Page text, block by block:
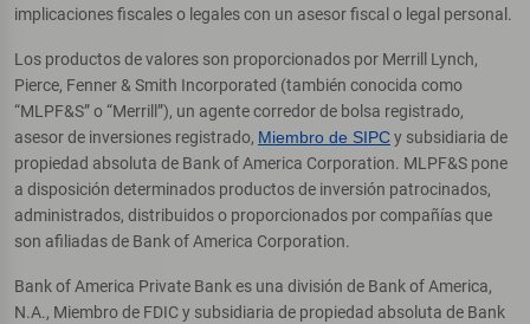
implicaciones fiscales o legales con un asesor fiscal o legal personal.
Los productos de valores son proporcionados por Merrill Lynch,
Pierce, Fenner & Smith Incorporated (también conocida como
“MLPF&S” o “Merrill”), un agente corredor de bolsa registrado,
asesor de inversiones registrado, Miembro de SIPCy subsidiaria de
propiedad absoluta de Bank of America Corporation. MLPF&S pone
a disposición determinados productos de inversión patrocinados,
administrados, distribuidos o proporcionados por compañías que
son afiliadas de Bank of America Corporation.
Bank of America Private Bank es una división de Bank of America,
N.A., Miembro de FDIC y subsidiaria de propiedad absoluta de Bank